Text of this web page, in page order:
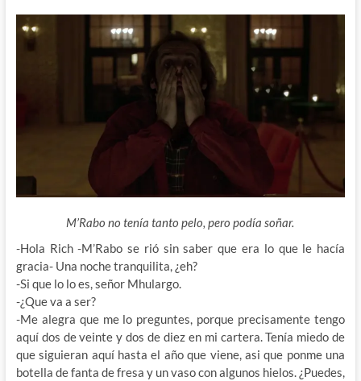
M’Rabo no tenía tanto pelo, pero podía soñar.
-Hola Rich -M’Rabo se rió sin saber que era lo que le hacía
gracia- Una noche tranquilita, ¿eh?
-Si que lo lo es, señor Mhulargo.
-¿Que va a ser?
-Me alegra que me lo preguntes, porque precisamente tengo
aquí dos de veinte y dos de diez en mi cartera. Tenía miedo de
que siguieran aquí hasta el año que viene, asi que ponme una
botella de fanta de fresa y un vaso con algunos hielos. ¿Puedes,